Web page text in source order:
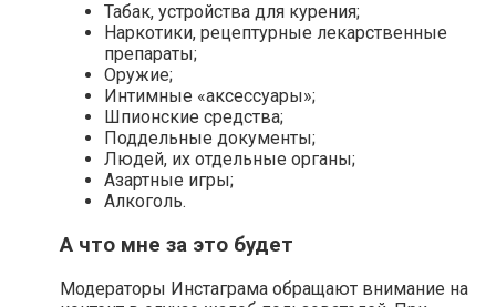
Табак, устройства для курения;
Наркотики, рецептурные лекарственные
препараты;
Оружие;
Интимные «аксессуары»;
Шпионские средства;
Поддельные документы;
Людей, их отдельные органы;
Азартные игры;
Алкоголь.
А что мне за это будет
Модераторы Инстаграма обращают внимание на